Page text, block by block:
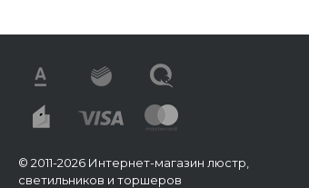
© 2011-2026 Интернет-магазин люстр,
светильников и торшеров